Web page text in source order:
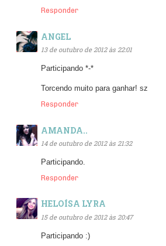
Responder
ANGEL
13 de outubro de 2012 às 22:01
Participando *-*
Torcendo muito para ganhar! sz
Responder
AMANDA..
14 de outubro de 2012 às 21:32
Participando.
Responder
HELOÍSA LYRA
15 de outubro de 2012 às 20:47
Participando :)